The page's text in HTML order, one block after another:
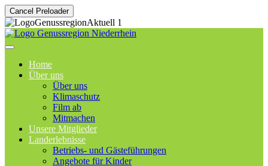
Cancel Preloader
Home
Über uns
Über uns
Klimaschutz
Film ab
Mitmachen
Unsere Mitglieder
Landerlebnisse
Betriebs- und Gästeführungen
Angebote für Kinder